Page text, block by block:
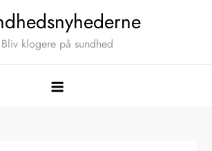
Bliv klogere på sundhed